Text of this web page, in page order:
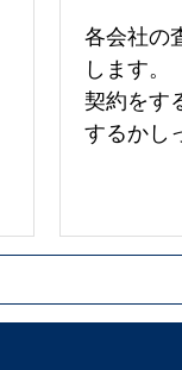
各会社の
します。
契約をす
するかし